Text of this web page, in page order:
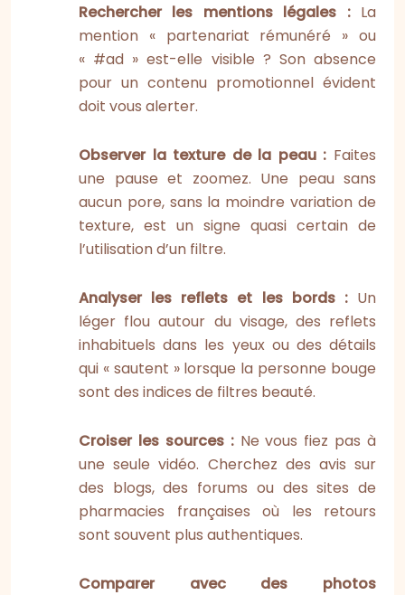
Rechercher les mentions légales :La
mention « partenariat rémunéré » ou
« #ad » est-elle visible ? Son absence
pour un contenu promotionnel évident
doit vous alerter.
Observer la texture de la peau : Faites
une pause et zoomez. Une peau sans
aucun pore, sans la moindre variation de
texture, est un signe quasi certain de
l’utilisation d’un filtre.
Analyser les reflets et les bords :Un
léger flou autour du visage, des reflets
inhabituels dans les yeux ou des détails
qui « sautent » lorsque la personne bouge
sont des indices de filtres beauté.
Croiser les sources :Ne vous fiez pas à
une seule vidéo. Cherchez des avis sur
des blogs, des forums ou des sites de
pharmacies françaises où les retours
sont souvent plus authentiques.
Comparer avec des photos